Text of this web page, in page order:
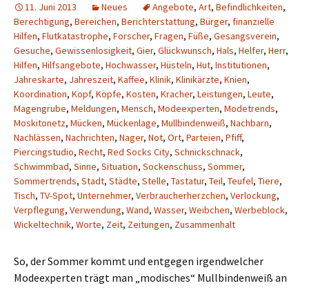
11. Juni 2013 Neues Angebote, Art, Befindlichkeiten,
Berechtigung, Bereichen, Berichterstattung, Bürger, finanzielle
Hilfen, Flutkatastrophe, Forscher, Fragen, Füße, Gesangsverein,
Gesuche, Gewissenlosigkeit, Gier, Glückwunsch, Hals, Helfer, Herr,
Hilfen, Hilfsangebote, Hochwasser, Hüsteln, Hut, Institutionen,
Jahreskarte, Jahreszeit, Kaffee, Klinik, Klinikärzte, Knien,
Koordination, Kopf, Köpfe, Kosten, Kracher, Leistungen, Leute,
Magengrube, Meldungen, Mensch, Modeexperten, Modetrends,
Moskitonetz, Mücken, Mückenlage, Mullbindenweiß, Nachbarn,
Nachlässen, Nachrichten, Nager, Not, Ort, Parteien, Pfiff,
Piercingstudio, Recht, Red Socks City, Schnickschnack,
Schwimmbad, Sinne, Situation, Sockenschuss, Sommer,
Sommertrends, Stadt, Städte, Stelle, Tastatur, Teil, Teufel, Tiere,
Tisch, TV-Spot, Unternehmer, Verbraucherherzchen, Verlockung,
Verpflegung, Verwendung, Wand, Wasser, Weibchen, Werbeblock,
Wickeltechnik, Worte, Zeit, Zeitungen, Zusammenhalt
So, der Sommer kommt und entgegen irgendwelcher
Modeexperten trägt man „modisches“ Mullbindenweiß an